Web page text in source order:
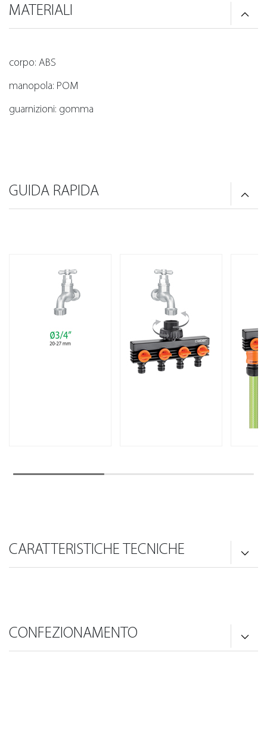
MATERIALI
corpo: ABS
manopola: POM
guarnizioni: gomma
GUIDA RAPIDA
CARATTERISTICHE TECNICHE
CONFEZIONAMENTO